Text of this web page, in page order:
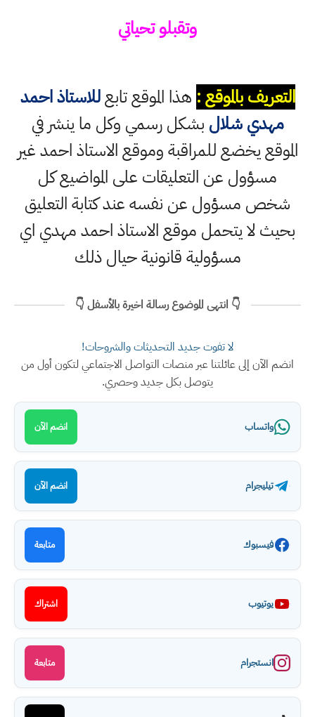
وتقبلو تحياتي
التعريف بالموقع : هذا الموقع تابعللاستاذ احمد
مهدي شلال بشكل رسمي وكل ما ينشر في
الموقع يخضع للمراقبة وموقع الاستاذ احمد غير
مسؤول عن التعليقات على المواضيع كل
شخص مسؤول عن نفسه عند كتابة التعليق
بحيث لا يتحمل موقع الاستاذ احمد مهدي اي
مسؤولية قانونية حيال ذلك
👇 انتهى الموضوع رسالة اخيرة بالأسفل 👇
لا تفوت جديد التحديثات والشروحات!
انضم الآن إلى عائلتنا عبر منصات التواصل الاجتماعي لتكون أول من
يتوصل بكل جديد وحصري.
واتساب انضم الآن
تيليجرام انضم الآن
فيسبوك متابعة
يوتيوب اشتراك
انستجرام متابعة